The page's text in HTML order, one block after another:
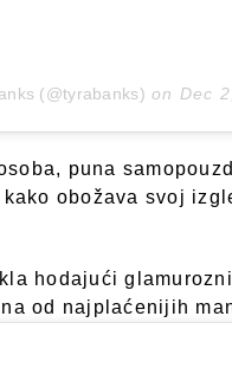
(@tyrabanks) on Dec
puna
obožava svoj
hodajući
od najplaćenijih